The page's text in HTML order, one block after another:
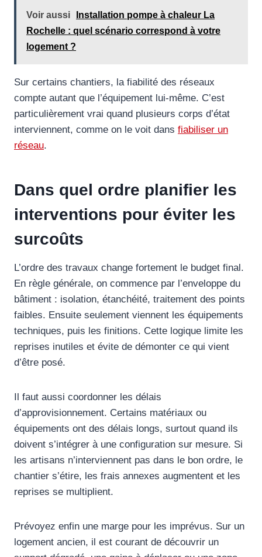
Voir aussi
Installation pompe à chaleur La
Rochelle : quel scénario correspond à votre
logement ?
Sur certains chantiers, la fiabilité des réseaux
compte autant que l’équipement lui-même. C’est
particulièrement vrai quand plusieurs corps d’état
interviennent, comme on le voit dans fiabiliser un
réseau.
Dans quel ordre planifier les
interventions pour éviter les
surcoûts
L’ordre des travaux change fortement le budget final.
En règle générale, on commence par l’enveloppe du
bâtiment : isolation, étanchéité, traitement des points
faibles. Ensuite seulement viennent les équipements
techniques, puis les finitions. Cette logique limite les
reprises inutiles et évite de démonter ce qui vient
d’être posé.
Il faut aussi coordonner les délais
d’approvisionnement. Certains matériaux ou
équipements ont des délais longs, surtout quand ils
doivent s’intégrer à une configuration sur mesure. Si
les artisans n’interviennent pas dans le bon ordre, le
chantier s’étire, les frais annexes augmentent et les
reprises se multiplient.
Prévoyez enfin une marge pour les imprévus. Sur un
logement ancien, il est courant de découvrir un